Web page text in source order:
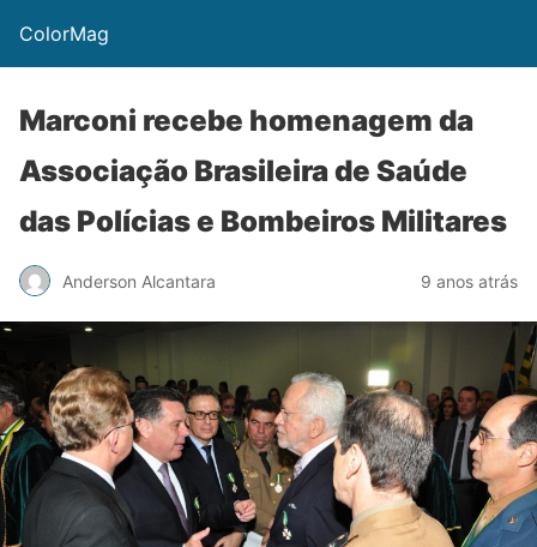
ColorMag
Marconi recebe homenagem da
Associação Brasileira de Saúde
das Polícias e Bombeiros Militares
Anderson Alcantara 9 anos atrás